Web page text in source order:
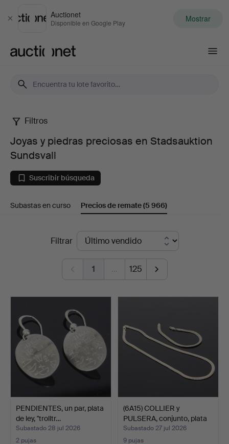
Cerrar
Auctionet
Disponible en Google Play Mostrar
Joyas
piedras
preciosas
Stadsauktion
Sundsvall
Filtros
Joyas y piedras preciosas en Stadsauktion
Sundsvall
Suscribir búsqueda
Subastas en curso Precios de remate(5 966)
Filtrar
1 … 125
PENDIENTES, un par, plata
de ley, "trolltr…
Subastado 28 jul 2026
2 pujas
(6A15) COLLIER y
PULSERA, conjunto, plata
…
Subastado 27 jul 2026
9 pujas